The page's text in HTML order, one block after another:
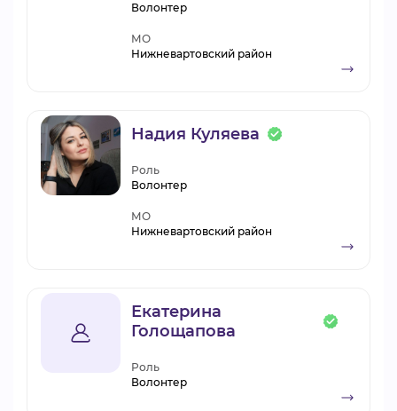
Волонтер
МО
Нижневартовский район
Надия Куляева
Роль
Волонтер
МО
Нижневартовский район
Екатерина
Голощапова
Роль
Волонтер